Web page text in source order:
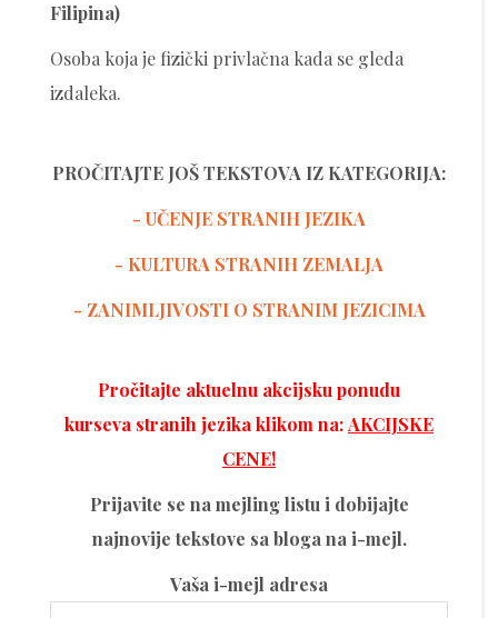
Filipina)
Osoba koja je fizički privlačna kada se gleda
izdaleka.
PROČITAJTE JOŠ TEKSTOVA IZ KATEGORIJA:
- UČENJE STRANIH JEZIKA
- KULTURA STRANIH ZEMALJA
- ZANIMLJIVOSTI O STRANIM JEZICIMA
Pročitajte aktuelnu akcijsku ponudu
kurseva stranih jezika klikom na:AKCIJSKE
CENE!
Prijavite se na mejling listu i dobijajte
najnovije tekstove sa bloga na i-mejl.
Vaša i-mejl adresa